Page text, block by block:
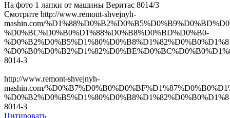
На фото 1 лапки от машины Веритас 8014/3
Смотрите http://www.remont-shvejnyh-
mashin.com/
%D0%BC%D0%B0%D1%88%D0%B8%D0%BD%D0%B0-
8014-3
http://www.remont-shvejnyh-
mashin.com/
8014-3
Цитировать